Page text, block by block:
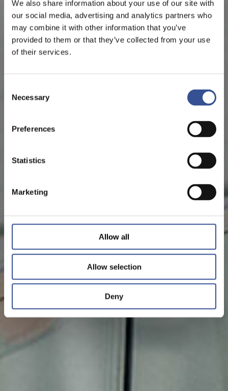
We also share information about your use of our site with
our social media, advertising and analytics partners who
may combine it with other information that you’ve
provided to them or that they’ve collected from your use
of their services.
Selection
Necessary
Preferences
Statistics
Marketing
Allow all
Allow selection
Deny